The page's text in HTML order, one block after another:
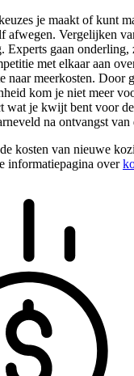
je maakt of kunt
afwegen. Vergelijken
Experts gaan onderling,
met elkaar aan
naar meerkosten. Door
kom je niet meer
wat je kwijt bent voor
na ontvangst van
kosten van nieuwe
informatiepagina over